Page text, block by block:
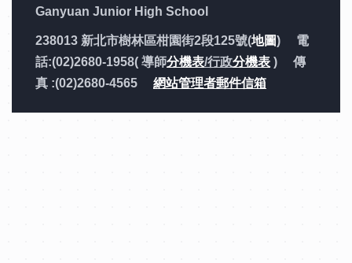
Ganyuan Junior High School
238013 新北市樹林區柑園街2段125號(地圖) 電
話:(02)2680-1958( 導師分機表/行政分機表 ) 傳
真 :(02)2680-4565 網站管理者郵件信箱